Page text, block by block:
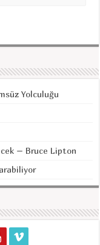
Yolculuğu
– Bruce Lipton